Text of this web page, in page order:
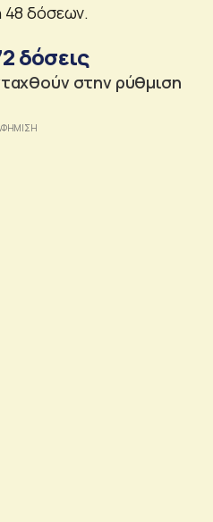
48 δόσεων.
δόσεις
στην ρύθμιση